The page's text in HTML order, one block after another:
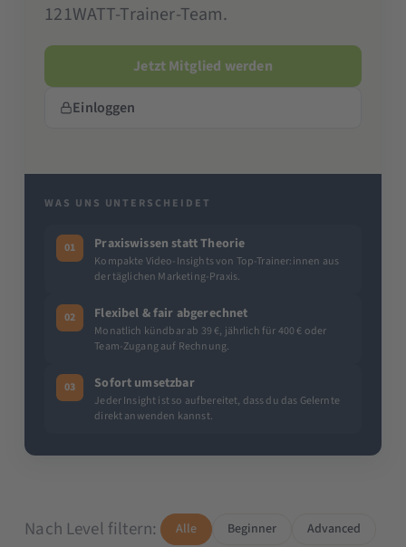
121WATT-Trainer-Team.
Jetzt Mitglied werden
Einloggen
WAS UNS UNTERSCHEIDET
01 Praxiswissen statt Theorie
Kompakte Video-Insights von Top-Trainer:innen aus
der täglichen Marketing-Praxis.
02 Flexibel & fair abgerechnet
Monatlich kündbar ab 39 €, jährlich für 400 € oder
Team-Zugang auf Rechnung.
03 Sofort umsetzbar
Jeder Insight ist so aufbereitet, dass du das Gelernte
direkt anwenden kannst.
Nach Level filtern: Alle Beginner Advanced